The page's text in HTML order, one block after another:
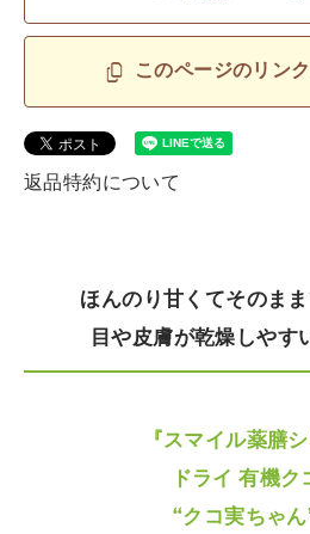
このページのリン
返品特約について
ほんのり甘くてそのまま
目や皮膚が乾燥しやす
『スマイル薬膳シ
ドライ 有機ク
“クコ実ちゃ